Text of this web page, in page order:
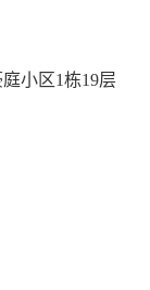
小区1栋19层